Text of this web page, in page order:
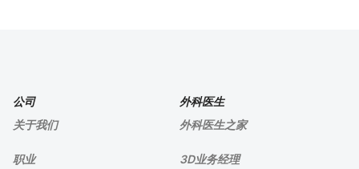
公司
关于我们
职业
外科医生
外科医生之家
3D业务经理